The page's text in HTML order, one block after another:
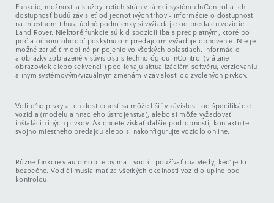
Funkcie, možnosti a služby tretích strán v rámci systému InControl a ich
dostupnosť budú závisieť od jednotlivých trhov – informácie o dostupnosti
na miestnom trhu a úplné podmienky si vyžiadajte od predajcu vozidiel
Land Rover. Niektoré funkcie sú k dispozícii iba s predplatným, ktoré po
počiatočnom období poskytnutom predajcom vyžaduje obnovenie. Nie je
možné zaručiť mobilné pripojenie vo všetkých oblastiach. Informácie
a obrázky zobrazené v súvislosti s technológiou InControl (vrátane
obrazoviek alebo sekvencií) podliehajú aktualizáciám softvéru, verziovaniu
a iným systémovým/vizuálnym zmenám v závislosti od zvolených prvkov.
Voliteľné prvky a ich dostupnosť sa môže líšiť v závislosti od špecifikácie
vozidla (modelu a hnacieho ústrojenstva), alebo si môže vyžadovať
inštaláciu iných prvkov. Ak chcete získať ďalšie podrobnosti, kontaktujte
svojho miestneho predajcu alebo si nakonfigurujte vozidlo online.
Rôzne funkcie v automobile by mali vodiči používať iba vtedy, keď je to
bezpečné. Vodiči musia mať za všetkých okolností vozidlo úplne pod
kontrolou.